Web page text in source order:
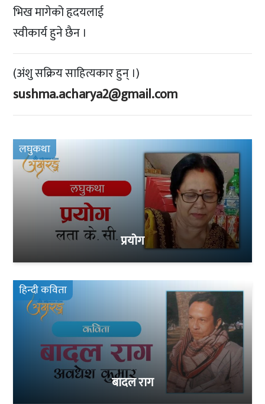
भिख मागेको हृदयलाई
स्वीकार्य हुने छैन ।
(अंशु सक्रिय साहित्यकार हुन् ।)
sushma.acharya2@gmail.com
लघुकथा
प्रयोग
हिन्दी कविता
बादल राग